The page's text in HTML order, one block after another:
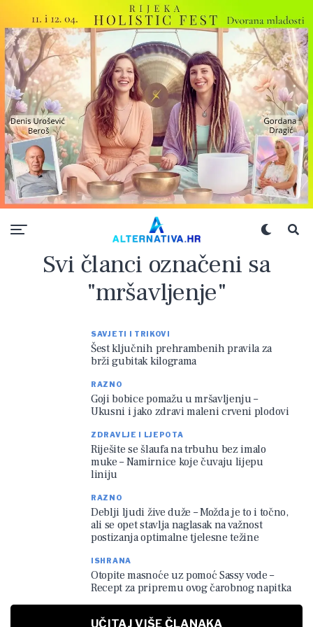
Svi članci označeni sa
"mršavljenje"
SAVJETI I TRIKOVI
Šest ključnih prehrambenih pravila za
brži gubitak kilograma
RAZNO
Goji bobice pomažu u mršavljenju –
Ukusni i jako zdravi maleni crveni plodovi
ZDRAVLJE I LJEPOTA
Riješite se šlaufa na trbuhu bez imalo
muke – Namirnice koje čuvaju lijepu
liniju
RAZNO
Deblji ljudi žive duže – Možda je to i točno,
ali se opet stavlja naglasak na važnost
postizanja optimalne tjelesne težine
ISHRANA
Otopite masnoće uz pomoć Sassy vode –
Recept za pripremu ovog čarobnog napitka
UČITAJ VIŠE ČLANAKA